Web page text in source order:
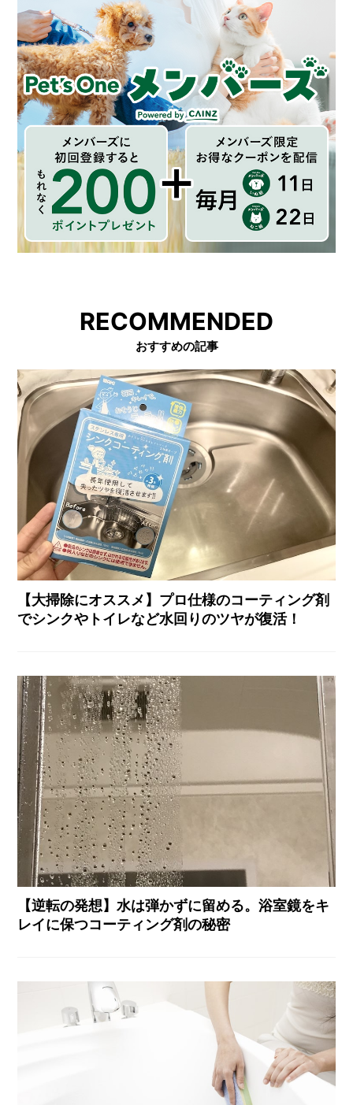
RECOMMENDED
おすすめの記事
【大掃除にオススメ】プロ仕様のコーティング剤
でシンクやトイレなど水回りのツヤが復活！
【逆転の発想】水は弾かずに留める。浴室鏡をキ
レイに保つコーティング剤の秘密